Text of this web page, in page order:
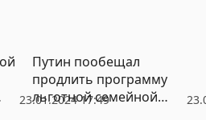
23.01.2024 17:49
Путин пообещал
продлить программу
льготной семейной